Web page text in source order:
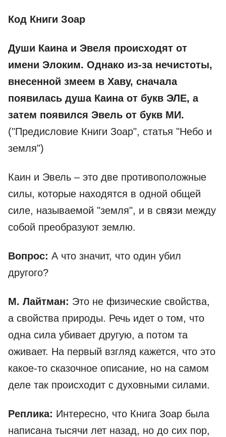
Код Книги Зоар
Души Каина и Эвеля происходят от
имени Элоким. Однако из-за нечистоты,
внесенной змеем в Хаву, сначала
появилась душа Каина от букв ЭЛЕ, а
затем появился Эвель от букв МИ.
("Предисловие Книги Зоар", статья "Небо и
земля")
Каин и Эвель – это две противоположные
силы, которые находятся в одной общей
силе, называемой "земля", и в связи между
собой преобразуют землю.
Вопрос: А что значит, что один убил
другого?
М. Лайтман: Это не физические свойства,
а свойства природы. Речь идет о том, что
одна сила убивает другую, а потом та
оживает. На первый взгляд кажется, что это
какое-то сказочное описание, но на самом
деле так происходит с духовными силами.
Реплика: Интересно, что Книга Зоар была
написана тысячи лет назад, но до сих пор,